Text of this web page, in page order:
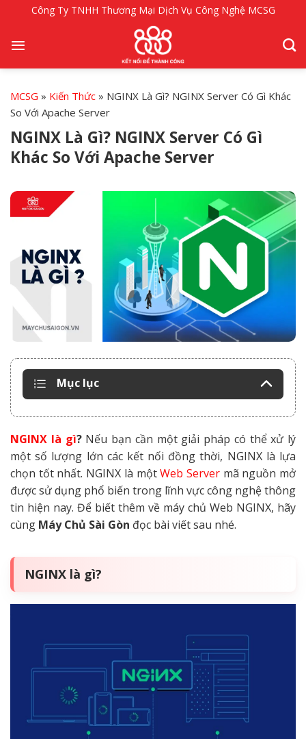
nội
Công Ty TNHH Thương Mại Dịch Vụ Công Nghệ MCSG
MCSG » Kiến Thức » NGINX Là Gì? NGINX Server Có Gì Khác
So Với Apache Server
NGINX Là Gì? NGINX Server Có Gì
Khác So Với Apache Server
Mục lục
NGINX là gì?Nếu bạn cần một giải pháp có thể xử lý
một số lượng lớn các kết nối đồng thời, NGINX là lựa
chọn tốt nhất. NGINX là mộtWeb Servermã nguồn mở
được sử dụng phổ biến trong lĩnh vực công nghệ thông
tin hiện nay. Để biết thêm về máy chủ Web NGINX, hãy
cùng Máy Chủ Sài Gòn đọc bài viết sau nhé.
NGINX là gì?